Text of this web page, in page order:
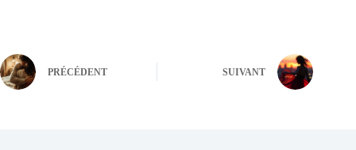
PRÉCÉDENT SUIVANT